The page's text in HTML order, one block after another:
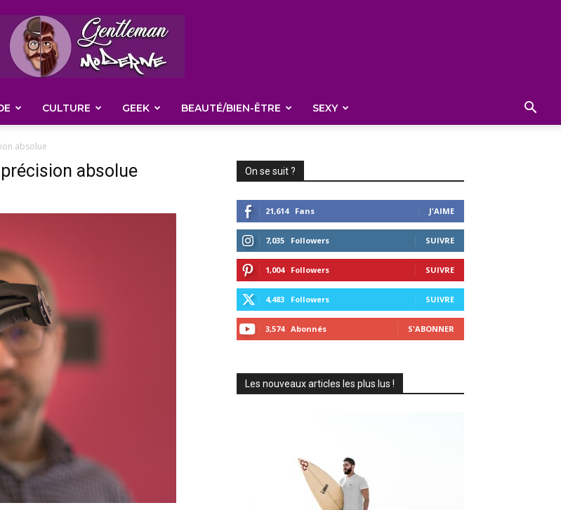
Gentleman
Moderne
CULTURE GEEK BEAUTÉ/BIEN-ÊTRE SEXY
absolue
absolue On se suit ?
21,614 Fans J'AIME
7,035 Followers SUIVRE
1,004 Followers SUIVRE
4,483 Followers SUIVRE
3,574 Abonnés S'ABONNER
Les nouveaux articles les plus lus !